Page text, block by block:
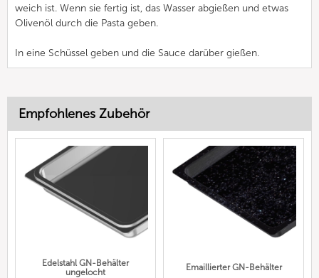
weich ist. Wenn sie fertig ist, das Wasser abgießen und etwas
Olivenöl durch die Pasta geben.
In eine Schüssel geben und die Sauce darüber gießen.
Empfohlenes Zubehör
Edelstahl GN-Behälter
ungelocht
Emaillierter GN-Behälter